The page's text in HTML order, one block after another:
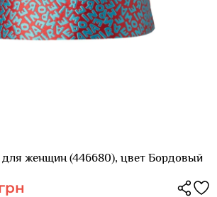
для женщин (446680), цвет Бордовый